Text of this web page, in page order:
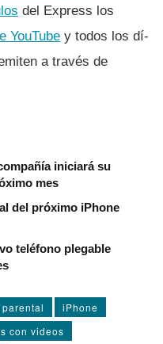
del Express los
YouTube y todos los dí­
a través de
iniciará su
mes
del próximo iPhone
teléfono plegable
iPhone
con videos